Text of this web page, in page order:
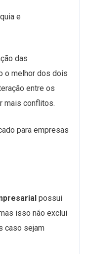
e
das
o melhor dos dois
entre os
mais conflitos.
para empresas
possui
isso não exclui
caso sejam